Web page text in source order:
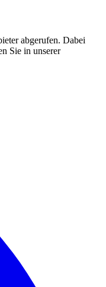
abgerufen. Dabei
Sie in unserer